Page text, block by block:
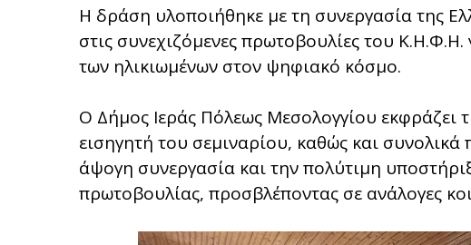
Η δράση υλοποιήθηκε με τη συνεργασία της
στις συνεχιζόμενες πρωτοβουλίες του
των ηλικιωμένων στον ψηφιακό κόσμο.
Ο Δήμος Ιεράς Πόλεως Μεσολογγίου εκφράζει
εισηγητή του σεμιναρίου, καθώς και
άψογη συνεργασία και την πολύτιμη
πρωτοβουλίας, προσβλέποντας σε ανάλογες